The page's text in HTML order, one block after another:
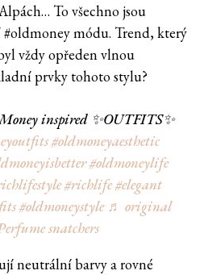
To všechno jsou
#oldmoney módu. Trend, který
vždy opředen vlnou
prvky tohoto stylu?
inspired ✨OUTFITS✨
#oldmoneyaesthetic
#oldmoneylife
#richlife#elegant
#oldmoneystyle ♬ original
snatchers
neutrální barvy a rovné